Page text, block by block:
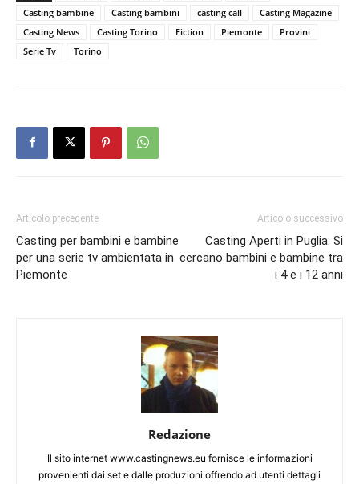
Casting bambine
Casting bambini casting call
Casting Magazine
Casting News
Casting Torino Fiction Piemonte
Provini
Serie Tv
Torino
Articolo precedente
Casting per bambini e bambine
per una serie tv ambientata in
Piemonte
Articolo successivo
Casting Aperti in Puglia: Si
cercano bambini e bambine tra
i 4 e i 12 anni
Redazione
Il sito internet www.castingnews.eu fornisce le informazioni
provenienti dai set e dalle produzioni offrendo ad utenti dettagli